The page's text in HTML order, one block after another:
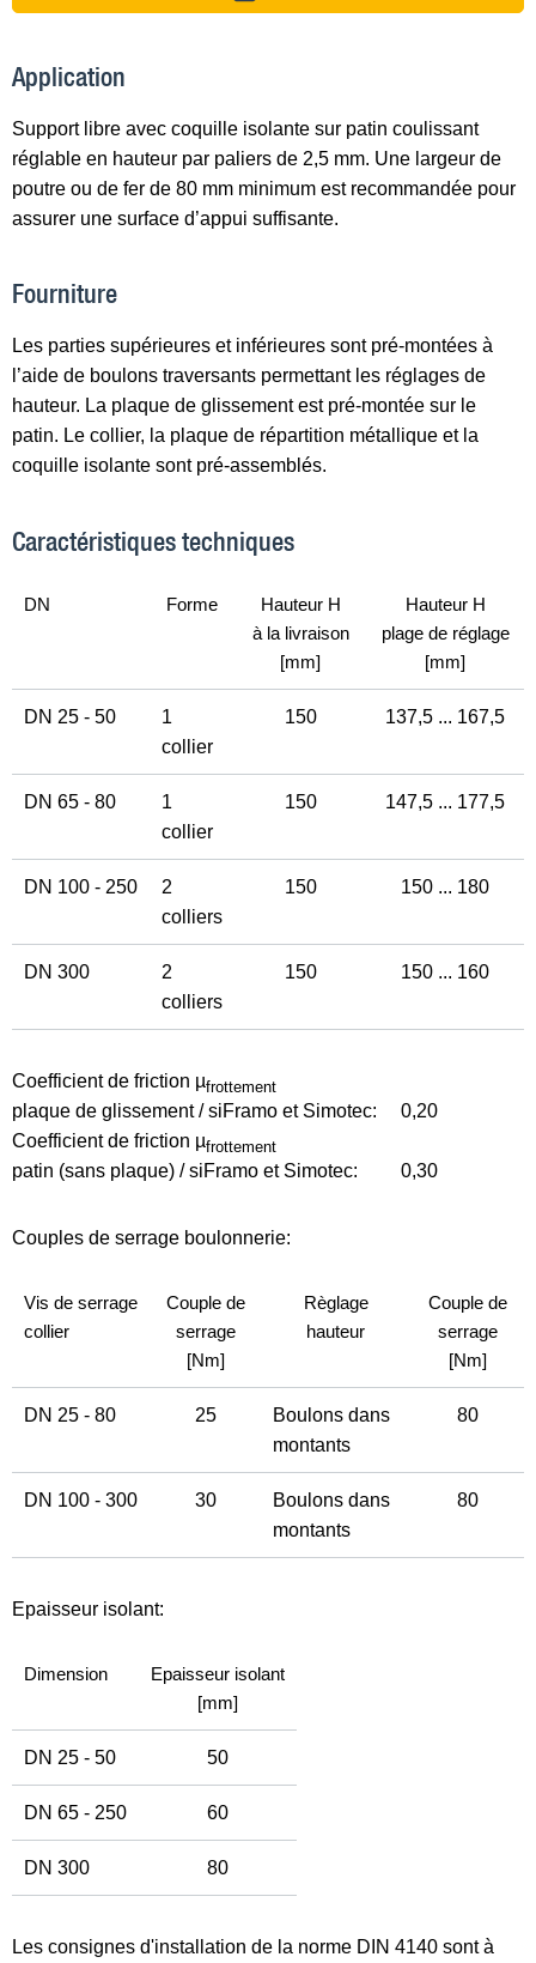
Application
Support libre avec coquille isolante sur patin coulissant
réglable en hauteur par paliers de 2,5 mm. Une largeur de
poutre ou de fer de 80 mm minimum est recommandée pour
assurer une surface d’appui suffisante.
Fourniture
Les parties supérieures et inférieures sont pré-montées à
l’aide de boulons traversants permettant les réglages de
hauteur. La plaque de glissement est pré-montée sur le
patin. Le collier, la plaque de répartition métallique et la
coquille isolante sont pré-assemblés.
Caractéristiques techniques
DN Forme
Hauteur H
à la livraison
[mm]
Hauteur H
plage de réglage
[mm]
DN 25 - 50
1
collier
150 137,5 ... 167,5
DN 65 - 80
1
collier
150 147,5 ... 177,5
DN 100 - 250
2
colliers
150 150 ... 180
DN 300
2
colliers
150 150 ... 160
Coefficient de friction µfrottement
plaque de glissement / siFramo et Simotec:
0,20
Coefficient de friction µfrottement
patin (sans plaque) / siFramo et Simotec: 0,30
Couples de serrage boulonnerie:
Vis de serrage
collier
Couple de
serrage
[Nm]
Règlage
hauteur
Couple de
serrage
[Nm]
DN 25 - 80 25
Boulons dans
montants
80
DN 100 - 300 30
Boulons dans
montants
80
Epaisseur isolant:
Dimension
Epaisseur isolant
[mm]
DN 25 - 50 50
DN 65 - 250 60
DN 300 80
Les consignes d'installation de la norme DIN 4140 sont à